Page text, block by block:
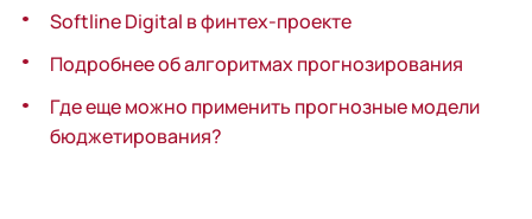
Softline Digital в финтех-проекте
Подробнее об алгоритмах прогнозирования
Где еще можно применить прогнозные модели
бюджетирования?